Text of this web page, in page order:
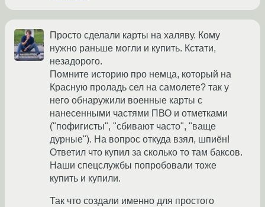
Просто сделали карты на халяву. Кому
нужно раньше могли и купить. Кстати,
незадорого.
Помните историю про немца, который на
Красную проладь сел на самолете? так у
него обнаружили военные карты с
нанесенными частями ПВО и отметками
("пофигисты", "сбивают часто", "ваще
дурные"). На вопрос откуда взял, шпиён!
Ответил что купил за сколько то там баксов.
Наши спецслужбы попробовали тоже
купить и купили.
Так что создали именно для простого